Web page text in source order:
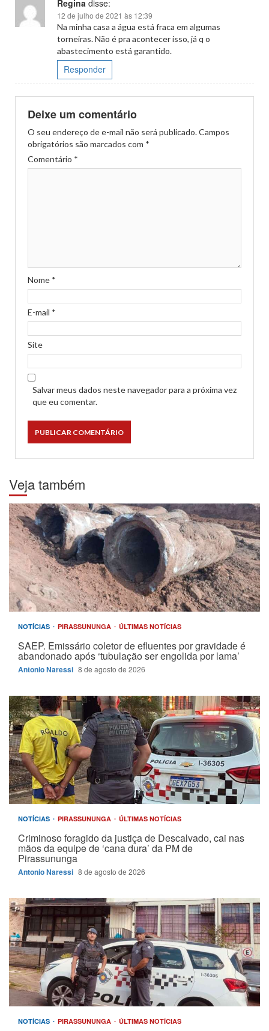
Regina disse:
12 de julho de 2021 às 12:39
Na minha casa a água está fraca em algumas
torneiras. Não é pra acontecer isso, já q o
abastecimento está garantido.
Responder
Deixe um comentário
O seu endereço de e-mail não será publicado.Campos
obrigatórios são marcados com *
Comentário *
Nome *
E-mail *
Site
Salvar meus dados neste navegador para a próxima vez
que eu comentar.
Veja também
NOTÍCIAS PIRASSUNUNGA ÚLTIMAS NOTÍCIAS
SAEP. Emissário coletor de efluentes por gravidade é
abandonado após ‘tubulação ser engolida por lama’
Antonio Naressi 8 de agosto de 2026
NOTÍCIAS PIRASSUNUNGA ÚLTIMAS NOTÍCIAS
Criminoso foragido da justiça de Descalvado, cai nas
mãos da equipe de ‘cana dura’ da PM de
Pirassununga
Antonio Naressi 8 de agosto de 2026
NOTÍCIAS PIRASSUNUNGA ÚLTIMAS NOTÍCIAS